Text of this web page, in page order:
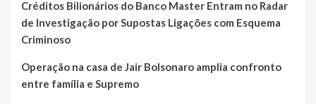
Créditos Bilionários do Banco Master Entram no Radar
de Investigação por Supostas Ligações com Esquema
Criminoso
Operação na casa de Jair Bolsonaro amplia confronto
entre família e Supremo